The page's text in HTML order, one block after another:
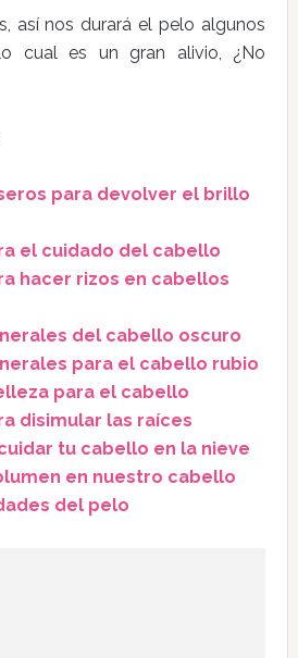
así nos durará el pelo algunos
cual es un gran alivio, ¿No
para devolver el brillo
el cuidado del cabello
hacer rizos en cabellos
del cabello oscuro
para el cabello rubio
para el cabello
disimular las raíces
tu cabello en la nieve
en nuestro cabello
del pelo